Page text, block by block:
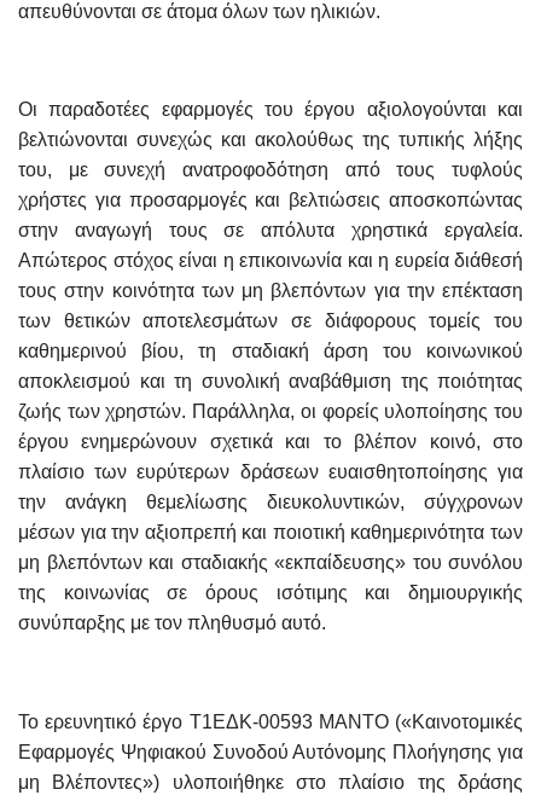
απευθύνονται σε άτομα όλων των ηλικιών.
Οι παραδοτέες εφαρμογές του έργου αξιολογούνται και
βελτιώνονται συνεχώς και ακολούθως της τυπικής λήξης
του, με συνεχή ανατροφοδότηση από τους τυφλούς
χρήστες για προσαρμογές και βελτιώσεις αποσκοπώντας
στην αναγωγή τους σε απόλυτα χρηστικά εργαλεία.
Απώτερος στόχος είναι η επικοινωνία και η ευρεία διάθεσή
τους στην κοινότητα των μη βλεπόντων για την επέκταση
των θετικών αποτελεσμάτων σε διάφορους τομείς του
καθημερινού βίου, τη σταδιακή άρση του κοινωνικού
αποκλεισμού και τη συνολική αναβάθμιση της ποιότητας
ζωής των χρηστών. Παράλληλα, οι φορείς υλοποίησης του
έργου ενημερώνουν σχετικά και το βλέπον κοινό, στο
πλαίσιο των ευρύτερων δράσεων ευαισθητοποίησης για
την ανάγκη θεμελίωσης διευκολυντικών, σύγχρονων
μέσων για την αξιοπρεπή και ποιοτική καθημερινότητα των
μη βλεπόντων και σταδιακής «εκπαίδευσης» του συνόλου
της κοινωνίας σε όρους ισότιμης και δημιουργικής
συνύπαρξης με τον πληθυσμό αυτό.
Το ερευνητικό έργο Τ1ΕΔΚ-00593 ΜΑΝΤΟ («Καινοτομικές
Εφαρμογές Ψηφιακού Συνοδού Αυτόνομης Πλοήγησης για
μη Βλέποντες») υλοποιήθηκε στο πλαίσιο της δράσης